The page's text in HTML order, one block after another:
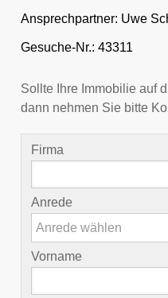
Ansprechpartner: Uwe
Gesuche-Nr.: 43311
Sollte Ihre Immobilie auf
dann nehmen Sie bitte
Firma
Anrede
Anrede wählen
Vorname